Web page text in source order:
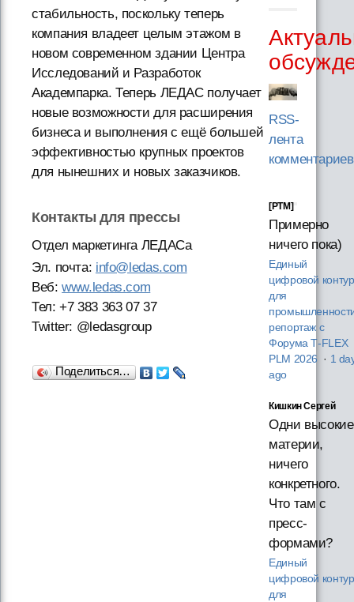
стабильность, поскольку теперь
компания владеет целым этажом в
новом современном здании Центра
Исследований и Разработок
Академпарка. Теперь ЛЕДАС получает
новые возможности для расширения
бизнеса и выполнения с ещё большей
эффективностью крупных проектов
для нынешних и новых заказчиков.
Контакты для прессы
Отдел маркетинга ЛЕДАСа
Эл. почта: info@ledas.com
Веб:www.ledas.com
Тел: +7 383 363 07 37
Twitter: @ledasgroup
Поделиться…
RSS-
лента
комментариев
[PTM]
Примерно
ничего пока)
Единый
цифровой контур
для
репортаж с
Форума T‑FLEX
PLM 2026 · 1
ago
Кишкин Сергей
Одни высокие
материи,
ничего
конкретного.
Что там с
пресс-
формами?
Единый
цифровой контур
для